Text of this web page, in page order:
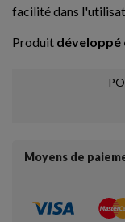
facilité dans
Produit développé
Moyens de